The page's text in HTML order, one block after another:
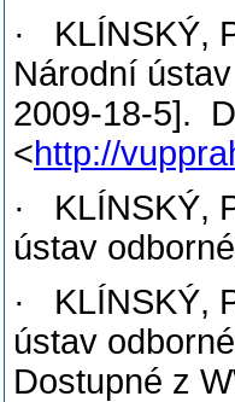
· KLÍNSKÝ,
Národní
2009-18-5].
<http://
· KLÍNSKÝ,
ústav
· KLÍNSKÝ,
ústav
Dostupné z